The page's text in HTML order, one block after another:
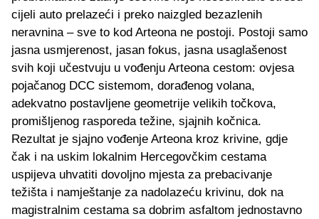
cijeli auto prelazeći i preko naizgled bezazlenih
neravnina – sve to kod Arteona ne postoji. Postoji samo
jasna usmjerenost, jasan fokus, jasna usaglašenost
svih koji učestvuju u vođenju Arteona cestom: ovjesa
pojačanog DCC sistemom, dorađenog volana,
adekvatno postavljene geometrije velikih točkova,
promišljenog rasporeda težine, sjajnih kočnica.
Rezultat je sjajno vođenje Arteona kroz krivine, gdje
čak i na uskim lokalnim Hercegovčkim cestama
uspijeva uhvatiti dovoljno mjesta za prebacivanje
težišta i namještanje za nadolazeću krivinu, dok na
magistralnim cestama sa dobrim asfaltom jednostavno